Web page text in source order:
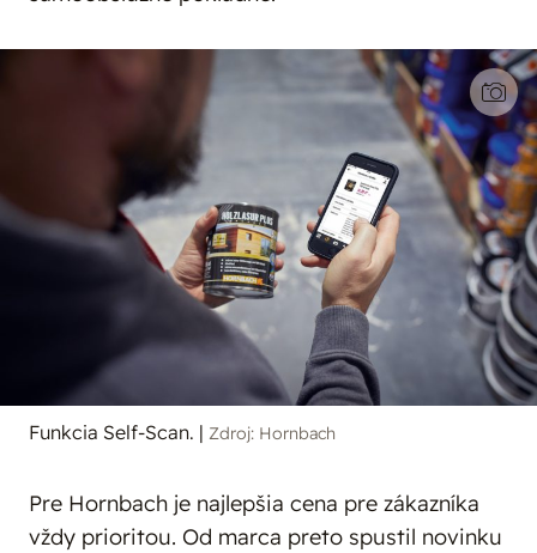
Funkcia Self-Scan. | Zdroj: Hornbach
Pre Hornbach je najlepšia cena pre zákazníka
vždy prioritou. Od marca preto spustil novinku